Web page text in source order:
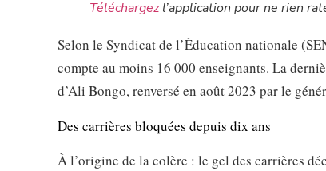
Téléchargezl’application pour ne rien
Selon le Syndicat de l’Éducation nationale
compte au moins 16 000 enseignants. La
d’Ali Bongo, renversé en août 2023 par le
Des carrières bloquées depuis dix ans
À l’origine de la colère : le gel des carrières